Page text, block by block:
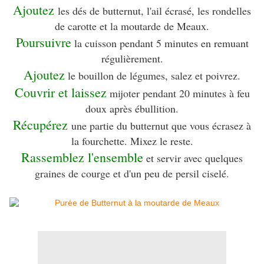
Ajoutez les dés de butternut, l'ail écrasé, les rondelles
de carotte et la moutarde de Meaux.
Poursuivrela cuisson pendant 5 minutes en remuant
régulièrement.
Ajoutez le bouillon de légumes, salez et poivrez.
Couvrir et laissezmijoter pendant 20 minutes à feu
doux après ébullition.
Récupérez une partie du butternut que vous écrasez à
la fourchette. Mixez le reste.
Rassemblez l'ensemble et servir avec quelques
graines de courge et d'un peu de persil ciselé.